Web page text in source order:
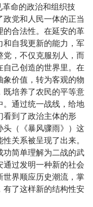
命的政治和组织技
党和人民一体的正当
合法性。在延安的革
自我更新的能力，军
，不仅克服别人，而
自己创造的世界里。在
价值，转为客观的物
既培养了农民的平等意
通过统一战线，给地
看到了政治主体的形
（《暴风骤雨》）这
关系被呈现了出来。
简单理解为二战的武
过发明一种新的社会
界顺应历史潮流，掌
了这样新的结构性安